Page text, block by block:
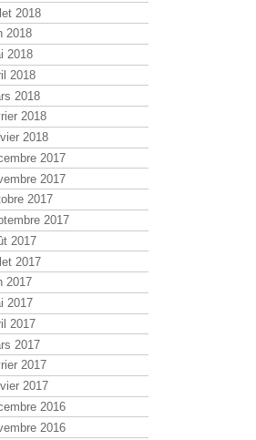
2018
2018
2018
2018
2018
2018
2018
2017
2017
2017
2017
2017
2017
2017
2017
2017
2017
2017
2017
2016
2016